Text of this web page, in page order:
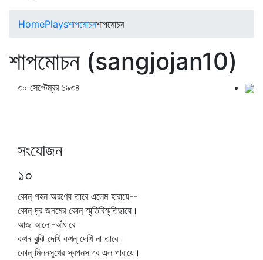
HomePlaysশাপমোচনশাপমোচন
শাপমোচন (sangjojan10)
৩০ সেপ্টেম্বর ১৯৩৪
সংযোজন
১০
কোন্‌ গহন অরণ্যে তারে এলেম হারায়ে--
কোন্‌ দূর জনমের কোন্‌ স্মৃতিবিস্মৃতিছায়ে।
আজ আলো-আঁধারে
কখন বুঝি দেখি কখন্‌ দেখি না তারে।
কোন্‌ মিলনসুখের স্বপনসাগর এল পারায়ে।